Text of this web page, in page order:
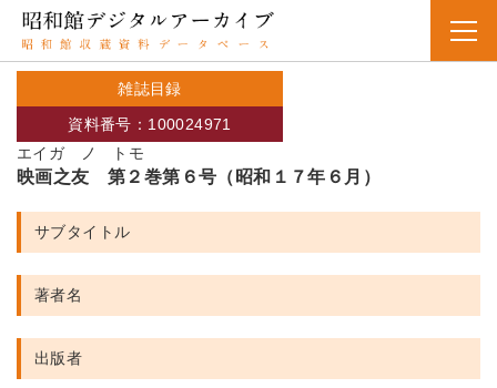
雑誌目録
エイガ ノ トモ
資料番号：100024971
映画之友 第２巻第６号（昭和１７年６月）
サブタイトル
著者名
出版者